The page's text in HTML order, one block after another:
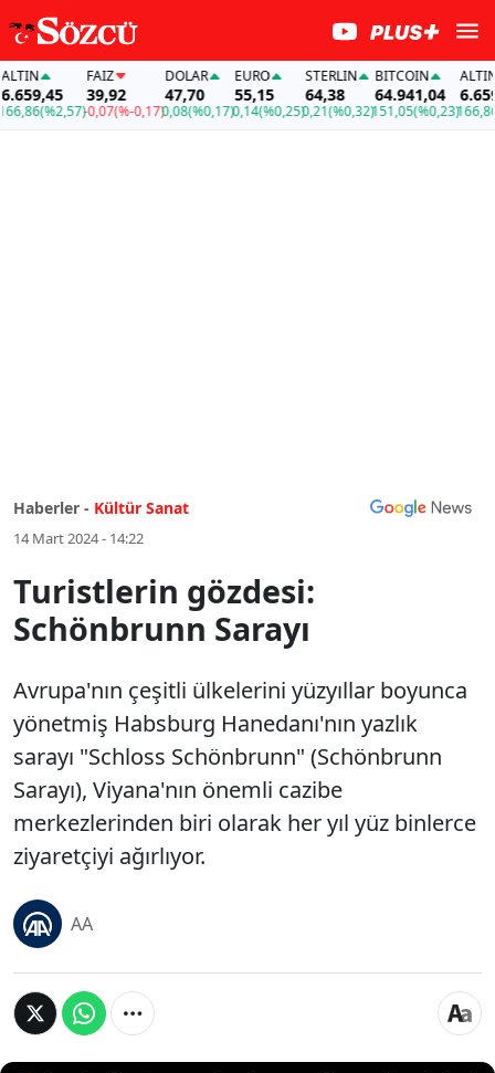
(%2,57)
39,92
-0,07(%-0,17)
DOLAR
47,70
0,08(%0,17)
EURO
55,15
0,14(%0,25)
STERLIN
64,38
0,21(%0,32)
BITCOIN
64.941,04
151,05(%0,23)
ALTIN
6.659,45
166,86
Haberler - Kültür Sanat
14 Mart 2024 - 14:22
Turistlerin gözdesi:
Schönbrunn Sarayı
Avrupa'nın çeşitli ülkelerini yüzyıllar boyunca
yönetmiş Habsburg Hanedanı'nın yazlık
sarayı "Schloss Schönbrunn" (Schönbrunn
Sarayı), Viyana'nın önemli cazibe
merkezlerinden biri olarak her yıl yüz binlerce
ziyaretçiyi ağırlıyor.
AA